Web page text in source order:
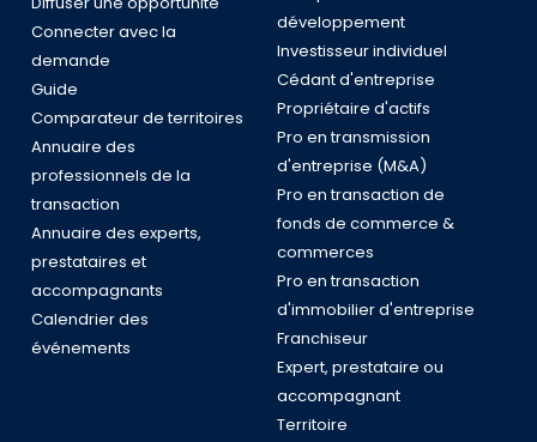
Connecter avec la
demande
Guide
Comparateur de territoires
Annuaire des
professionnels de la
transaction
Annuaire des experts,
prestataires et
accompagnants
Calendrier des
événements
développement
Investisseur individuel
Cédant d'entreprise
Propriétaire d'actifs
Pro en transmission
d'entreprise (M&A)
Pro en transaction de
fonds de commerce &
commerces
Pro en transaction
d'immobilier d'entreprise
Franchiseur
Expert, prestataire ou
accompagnant
Territoire